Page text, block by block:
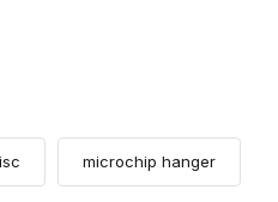
microchip hanger